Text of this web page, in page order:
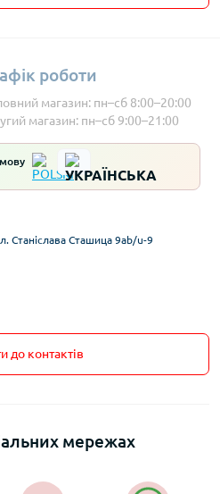
роботи
магазин: пн–сб 8:00–20:00
магазин: пн–сб 9:00–21:00
Станіслава Сташица 9ab/u-9
до контактів
мережах